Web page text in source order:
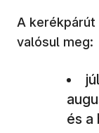
A
valósul meg:
és a